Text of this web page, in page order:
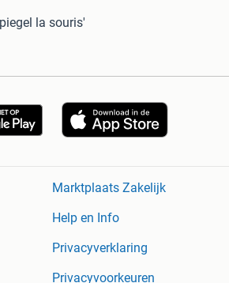
la souris'
Marktplaats Zakelijk
Help en Info
Privacyverklaring
Privacyvoorkeuren